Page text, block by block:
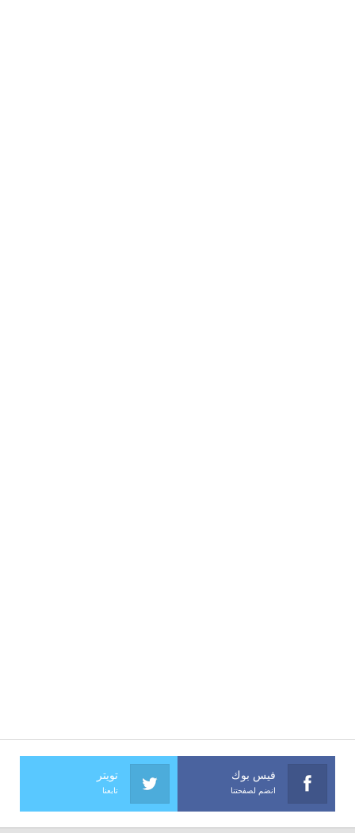
فيس بوك
انضم لصفحتنا
تويتر
تابعنا